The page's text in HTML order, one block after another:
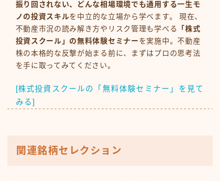
振り回されない、どんな相場環境でも通用する一生モ
ノの投資スキルを中立的な立場から学べます。 現在、
不動産市況の読み解き方やリスク管理も学べる
「株式
投資スクール」の無料体験セミナーを実施中。不動産
株の本格的な反撃が始まる前に、まずはプロの思考法
を手に取ってみてください。
[株式投資スクールの「無料体験セミナー」を見て
みる]
関連銘柄セレクション